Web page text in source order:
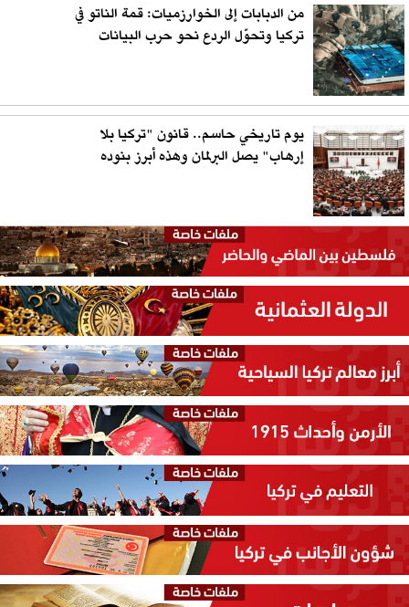
من الدبابات إلى الخوارزميات: قمة الناتو في
تركيا وتحوّل الردع نحو حرب البيانات
يوم تاريخي حاسم.. قانون "تركيا بلا
إرهاب" يصل البرلمان وهذه أبرز بنوده